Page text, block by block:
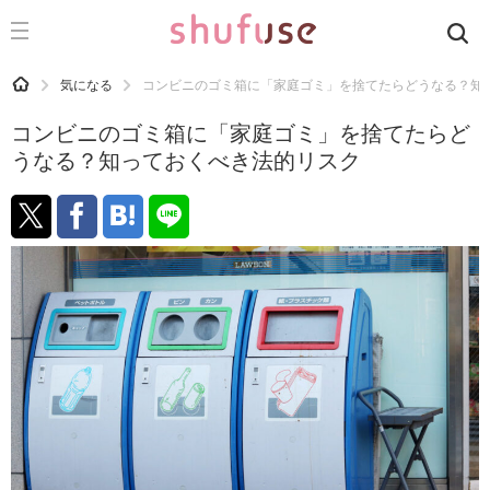
CATEGORY 記事カテゴリ
運気
洗濯
生活の知恵
お金
掃除
マナー
趣味
HOME 気になる コンビニのゴミ箱に「家庭ゴミ」を捨てたらどうなる？知
コンビニのゴミ箱に「家庭ゴミ」を捨てたらど
うなる？知っておくべき法的リスク